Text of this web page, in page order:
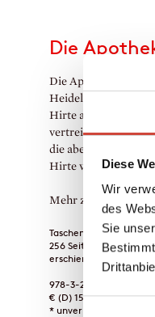
Diese
Wir
des
Sie
Die
Die Apothekerin
Heidelberger
Hirte als
vertreiben, vertraut
die
Hirte wird zur
Mehr zum Inhalt
Taschenbuch
256 Seiten
erschienen am 31.
978-3-257-22930-1
€ (D) 15.00 / sFr 20.00*
* unverb.